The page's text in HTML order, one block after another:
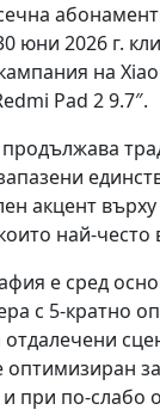
юни 2026 г.
на
Pad 2 9.7″.
акцент
най-
е сред
с 5-кратно
отдалечени
оптимизиран
при по-слабо